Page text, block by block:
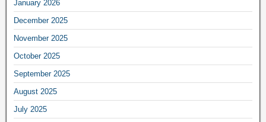
January 2026
December 2025
November 2025
October 2025
September 2025
August 2025
July 2025